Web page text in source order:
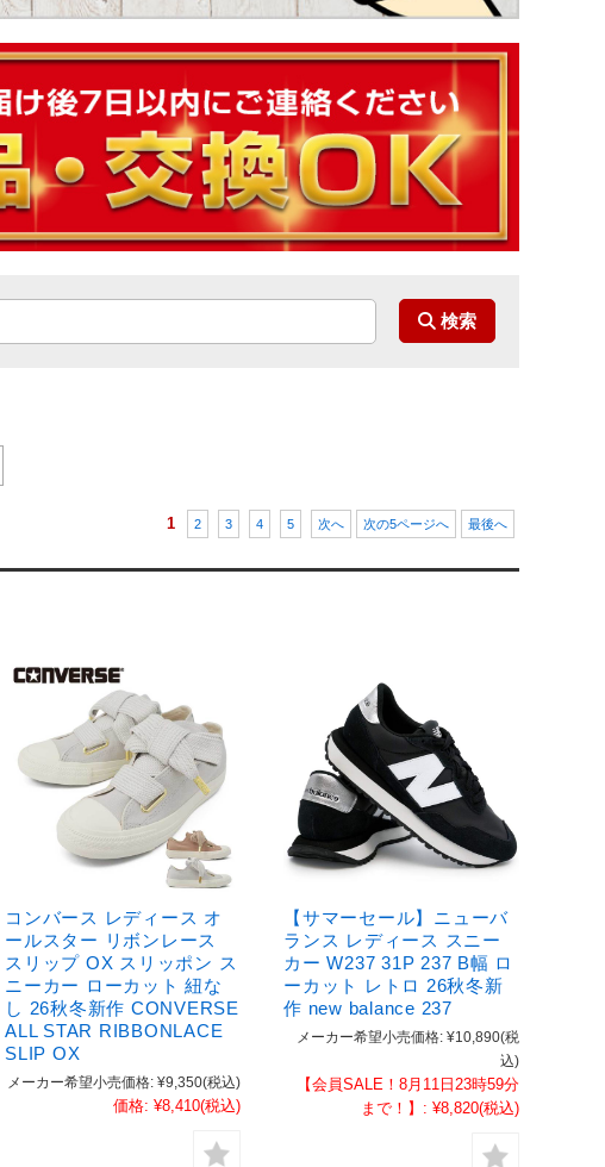
1
2 3 4 5 次へ 次の5ページへ 最後へ
コンバース レディース オ
ールスター リボンレース
スリップ OX スリッポン ス
ニーカー ローカット 紐な
し 26秋冬新作 CONVERSE
ALL STAR RIBBONLACE
SLIP OX
メーカー希望小売価格: ¥9,350(税込)
価格: ¥8,410(税込)
【サマーセール】ニューバ
ランス レディース スニー
カー W237 31P 237 B幅 ロ
ーカット レトロ 26秋冬新
作 new balance 237
メーカー希望小売価格: ¥10,890(税
込)
【会員SALE！8月11日23時59分
まで！】: ¥8,820(税込)